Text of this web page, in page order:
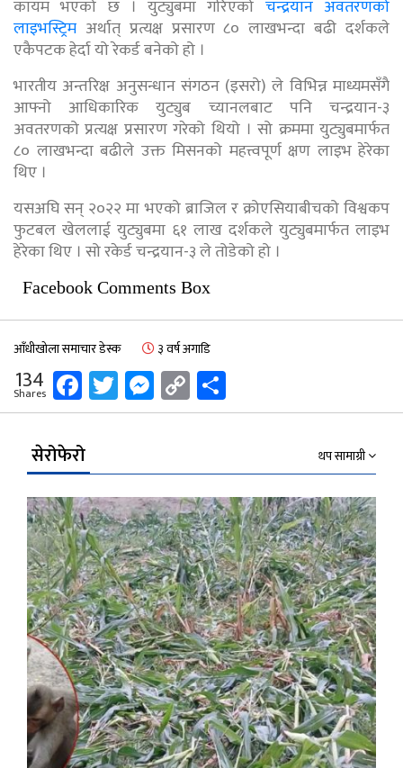
कायम भएको छ । युट्युबमा गरिएको चन्द्रयान अवतरणको
लाइभस्ट्रिम अर्थात् प्रत्यक्ष प्रसारण ८० लाखभन्दा बढी दर्शकले
एकैपटक हेर्दा यो रेकर्ड बनेको हो ।
भारतीय अन्तरिक्ष अनुसन्धान संगठन (इसरो) ले विभिन्न माध्यमसँगै
आफ्नो आधिकारिक युट्युब च्यानलबाट पनि चन्द्रयान-३
अवतरणको प्रत्यक्ष प्रसारण गरेको थियो । सो क्रममा युट्युबमार्फत
८० लाखभन्दा बढीले उक्त मिसनको महत्त्वपूर्ण क्षण लाइभ हेरेका
थिए ।
यसअघि सन् २०२२ मा भएको ब्राजिल र क्रोएसियाबीचको विश्वकप
फुटबल खेललाई युट्युबमा ६१ लाख दर्शकले युट्युबमार्फत लाइभ
हेरेका थिए । सो रकेर्ड चन्द्रयान-३ ले तोडेको हो ।
Facebook Comments Box
आँधीखोला समाचार डेस्क ३ वर्ष अगाडि
134
Shares Facebook
Twitter
Messenger
Copy
Link
सेरोफेरो थप सामाग्री